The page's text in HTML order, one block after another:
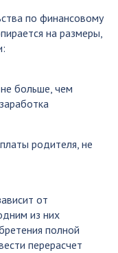
по финансовому
на размеры,
больше, чем
родителя, не
от
из них
полной
перерасчет